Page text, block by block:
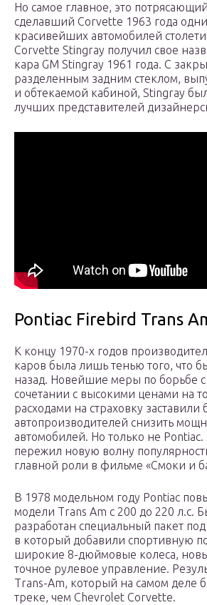
Но самое главное, это
сделавший Corvette 1963 года
красивейших автомобилей
Corvette Stingray получил свое
кара GM Stingray 1961 года. С
разделенным задним стеклом,
и обтекаемой кабиной, Stingray
лучших представителей
Pontiac Firebird Trans
К концу 1970-х годов
каров была лишь тенью того, что
назад. Новейшие меры по борьбе
сочетании с высокими ценами на
расходами на страховку заставили
автопроизводителей снизить
автомобилей. Но только не
пережил новую волну
главной роли в фильме «Смоки и
В 1978 модельном году Pontiac
модели Trans Am с 200 до 220 л.с.
разработан специальный пакет
в который добавили ​​спортивную
широкие 8-дюймовые колеса,
точное рулевое управление.
Trans-Am, который на самом деле
треке, чем Chevrolet Corvette.